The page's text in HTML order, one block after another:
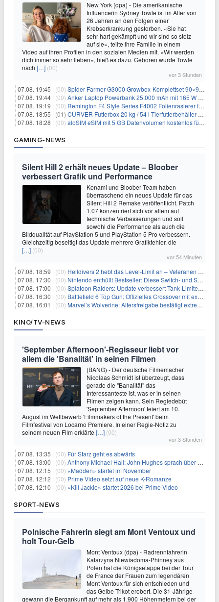
New York (dpa) - Die amerikanische
Influencerin Sydney Towle ist im Alter von
26 Jahren an den Folgen einer
Krebserkrankung gestorben. «Sie hat
sehr hart gekämpft und wir sind so stolz
auf sie», teilte ihre Familie in einem
Video auf ihren Profilen in den sozialen Medien mit. «Wir werden
dich immer so sehr lieben», hieß es dazu. Geboren wurde Towle
nach […] (00)
vor 3 Stunden
07.08. 19:45 | (00) Spider Farmer G3000 Growbox-Komplettset 90×90×180 cm für 379,99€
07.08. 19:44 | (00) Anker Laptop Powerbank 25.000 mAh mit 165 W refurbished für 58,39€
07.08. 19:19 | (00) Remington F4 Style Series F4002 Folienrasierer für 18,99€
07.08. 18:55 | (01) CURVER Futterbox 20 kg / 54 l Tierfutterbehälter mit Rollen für 19,99€
07.08. 18:28 | (00) aloSIM eSIM mit 5 GB Datenvolumen kostenlos für Windscribe-Pro-Nutzer
GAMING-NEWS
Silent Hill 2 erhält neues Update – Bloober
verbessert Grafik und Performance
Konami und Bloober Team haben
überraschend ein neues Update für das
Silent Hill 2 Remake veröffentlicht. Patch
1.07 konzentriert sich vor allem auf
technische Verbesserungen und soll
sowohl die Performance als auch die
Bildqualität auf PlayStation 5 und PlayStation 5 Pro verbessern.
Gleichzeitig beseitigt das Update mehrere Grafikfehler, die
[…] (00)
vor 54 Minuten
07.08. 18:59 | (00) Helldivers 2 hebt das Level-Limit an – Veteranen können endlich weiter aufsteigen
07.08. 17:30 | (00) Nintendo enthüllt Bestseller: Diese Switch- und Switch-2-Spiele verkaufen sich am besten
07.08. 17:00 | (00) Splatoon Raiders: Update verbessert Tank-Limiter und behebt Bugs
07.08. 16:30 | (00) Battlefield 6 Top Gun: Offizielles Crossover mit exklusiven Inhalten angekündigt
07.08. 16:01 | (00) Marvel’s Wolverine: Altersfreigabe bestätigt extreme Gewalt und düstere Szenen
KINO/TV-NEWS
'September Afternoon'-Regisseur liebt vor
allem die 'Banalität' in seinen Filmen
(BANG) - Der deutsche Filmemacher
Nicolaas Schmidt ist überzeugt, dass
gerade die "Banalität" das
Interessanteste ist, was er in seinen
Filmen zeigen kann. Sein Regiedebüt
'September Afternoon' feiert am 10.
August im Wettbewerb 'Filmmakers of the Present' beim
Filmfestival von Locarno Premiere. In einer Regie-Notiz zu
seinem neuen Film erklärte […] (00)
vor 3 Stunden
07.08. 13:35 | (00) Für Starz geht es abwärts
07.08. 13:00 | (00) Anthony Michael Hall: John Hughes sprach über eine Fortsetzung von 'The Breakfast Club'
07.08. 12:15 | (00) «Madden» startet im November
07.08. 12:12 | (00) Prime Video setzt auf neue K-Romanze
07.08. 12:10 | (00) «Kill Jackie» startet 2026 bei Prime Video
SPORT-NEWS
Polnische Fahrerin siegt am Mont Ventoux und
holt Tour-Gelb
Mont Ventoux (dpa) - Radrennfahrerin
Katarzyna Niewiadoma-Phinney aus
Polen hat die Königsetappe bei der Tour
de France der Frauen zum legendären
Mont Ventoux für sich entschieden und
das Gelbe Trikot erobert. Die 31-Jährige
gewann die Bergankunft auf mehr als 1.900 Höhenmetern bei der